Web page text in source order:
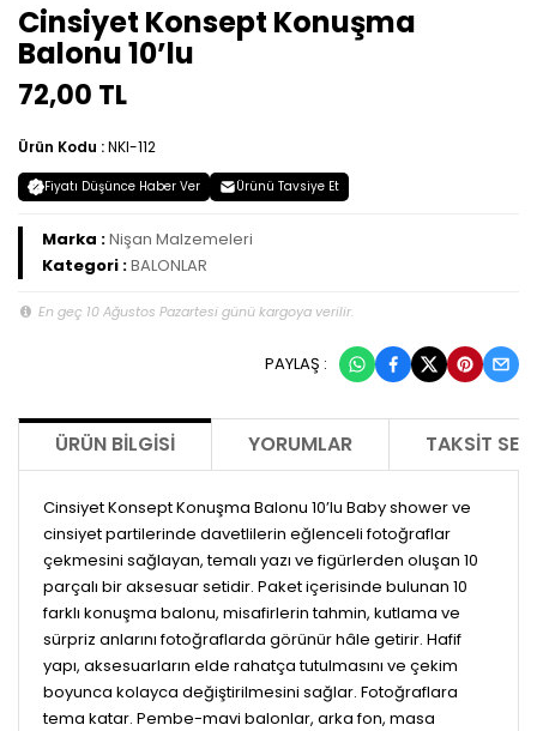
Cinsiyet Konsept Konuşma
Balonu 10’lu
72,00 TL
Ürün Kodu :NKI-112
Fiyatı Düşünce Haber Ver Ürünü Tavsiye Et
Marka :Nişan Malzemeleri
Kategori :BALONLAR
En geç 10 Ağustos Pazartesi günü kargoya verilir.
PAYLAŞ :
ÜRÜN BILGISI YORUMLAR TAKSIT
Cinsiyet Konsept Konuşma Balonu 10’lu Baby shower ve
cinsiyet partilerinde davetlilerin eğlenceli fotoğraflar
çekmesini sağlayan, temalı yazı ve figürlerden oluşan 10
parçalı bir aksesuar setidir. Paket içerisinde bulunan 10
farklı konuşma balonu, misafirlerin tahmin, kutlama ve
sürpriz anlarını fotoğraflarda görünür hâle getirir. Hafif
yapı, aksesuarların elde rahatça tutulmasını ve çekim
boyunca kolayca değiştirilmesini sağlar. Fotoğraflara
tema katar. Pembe-mavi balonlar, arka fon, masa